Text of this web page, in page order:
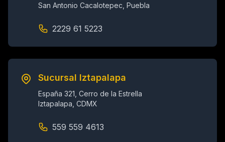
San Antonio Cacalotepec, Puebla
2229 61 5223
Sucursal Iztapalapa
España 321, Cerro de la Estrella
Iztapalapa, CDMX
559 559 4613